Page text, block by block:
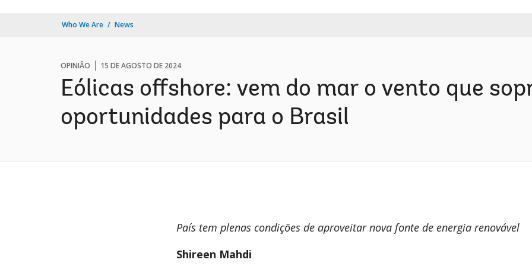
Who We Are News
OPINIÃO 15 DE AGOSTO DE 2024
Eólicas offshore: vem do mar o vento que
oportunidades para o Brasil
País tem plenas condições de aproveitar nova fonte de energia renovável
Shireen Mahdi